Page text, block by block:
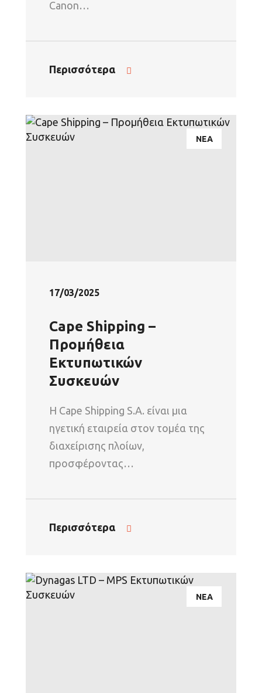
Canon…
Περισσότερα
ΝΕΑ
17/03/2025
Cape Shipping –
Προμήθεια
Εκτυπωτικών
Συσκευών
Η Cape Shipping S.A. είναι μια
ηγετική εταιρεία στον τομέα της
διαχείρισης πλοίων,
προσφέροντας…
Περισσότερα
ΝΕΑ